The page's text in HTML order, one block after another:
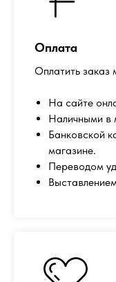
Оплата
Оплатить заказ
На сайте
Наличными в
Банковской
магазине.
Переводом